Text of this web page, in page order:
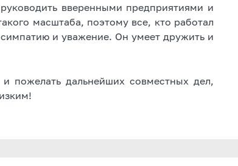
вверенными предприятиями и
масштаба, поэтому все, кто работал
и уважение. Он умеет дружить и
пожелать дальнейших совместных дел,